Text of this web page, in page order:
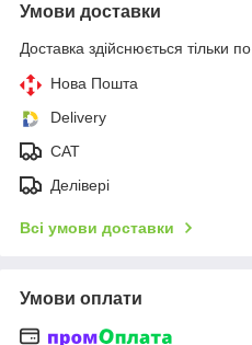
Умови доставки
Доставка здійснюється тільки
Нова Пошта
Delivery
CAT
Делівері
Всі умови доставки
Умови оплати